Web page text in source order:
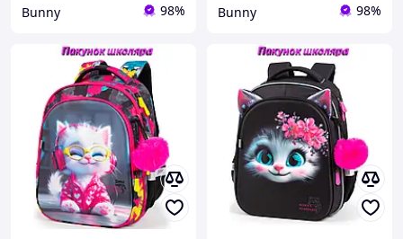
Bunny 98% Bunny 98%